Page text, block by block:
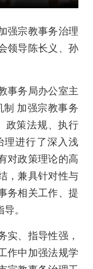
强宗教事务治理
领导陈长义、孙
事务局办公室主
制 加强宗教事务
政策法规、执行
理进行了深入浅
对政策理论的高
，兼具针对性与
务相关工作、提
。
实、指导性强，
作中加强法规学